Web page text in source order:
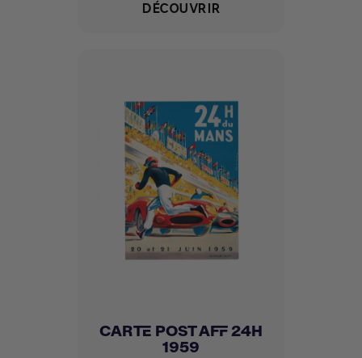
DÉCOUVRIR
CARTE POST AFF 24H
1959